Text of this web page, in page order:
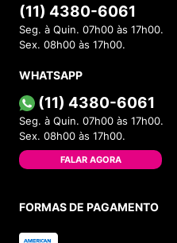
(11) 4380-6061
Seg. à Quin. 07h00 às 17h00.
Sex. 08h00 às 17h00.
WHATSAPP
(11) 4380-6061
Seg. à Quin. 07h00 às 17h00.
Sex. 08h00 às 17h00.
FALAR AGORA
FORMAS DE PAGAMENTO